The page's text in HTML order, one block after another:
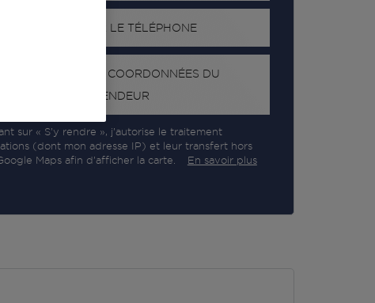
AFFICHER LE TÉLÉPHONE
RECEVOIR LES COORDONNÉES DU
REVENDEUR
sur « S’y rendre », j’autorise le traitement
(dont mon adresse IP) et leur transfert hors
Maps afin d’afficher la carte.
En savoir plus